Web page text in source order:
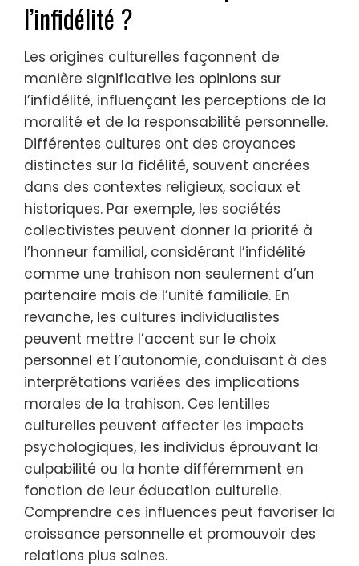
l’infidélité ?
Les origines culturelles façonnent de
manière significative les opinions sur
l’infidélité, influençant les perceptions de la
moralité et de la responsabilité personnelle.
Différentes cultures ont des croyances
distinctes sur la fidélité, souvent ancrées
dans des contextes religieux, sociaux et
historiques. Par exemple, les sociétés
collectivistes peuvent donner la priorité à
l’honneur familial, considérant l’infidélité
comme une trahison non seulement d’un
partenaire mais de l’unité familiale. En
revanche, les cultures individualistes
peuvent mettre l’accent sur le choix
personnel et l’autonomie, conduisant à des
interprétations variées des implications
morales de la trahison. Ces lentilles
culturelles peuvent affecter les impacts
psychologiques, les individus éprouvant la
culpabilité ou la honte différemment en
fonction de leur éducation culturelle.
Comprendre ces influences peut favoriser la
croissance personnelle et promouvoir des
relations plus saines.